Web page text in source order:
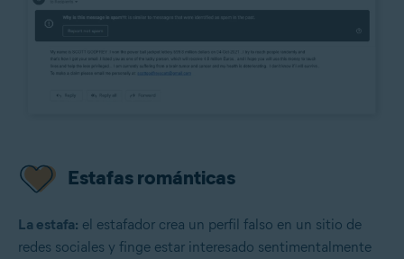
Estafas románticas
La estafa: el estafador crea un perfil falso en un sitio de
redes sociales y finge estar interesado sentimentalmente